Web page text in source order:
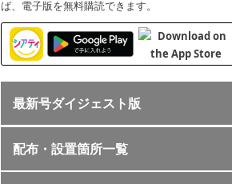
ば、電子版を無料購読できます。
最新号ダイジェスト版
配布・設置箇所一覧